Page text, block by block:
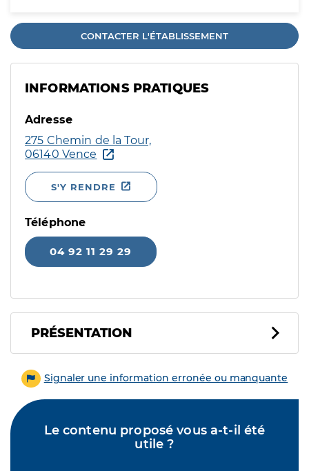
CONTACTER L'ÉTABLISSEMENT
INFORMATIONS PRATIQUES
Adresse
275 Chemin de la Tour,
06140 Vence
S'Y RENDRE
Téléphone
04 92 11 29 29
PRÉSENTATION
Signaler une information erronée ou manquante
Le contenu proposé vous a-t-il été
utile ?